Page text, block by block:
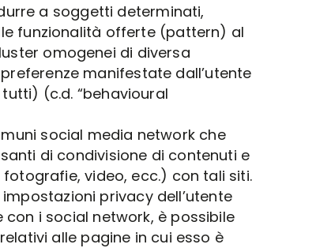
a soggetti determinati,
funzionalità offerte (pattern) al
omogenei di diversa
manifestate dall’utente
(c.d. “behavioural
social media network che
di condivisione di contenuti e
video, ecc.) con tali siti.
privacy dell’utente
i social network, è possibile
alle pagine in cui esso è